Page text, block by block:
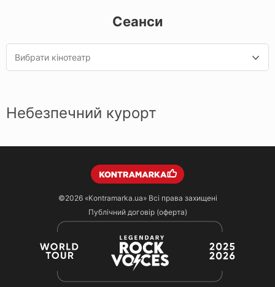
Сеанси
Вибрати кінотеатр
Небезпечний курорт
©2026 «Kontramarka.ua»Всі права захищені
Публічний договір (оферта)